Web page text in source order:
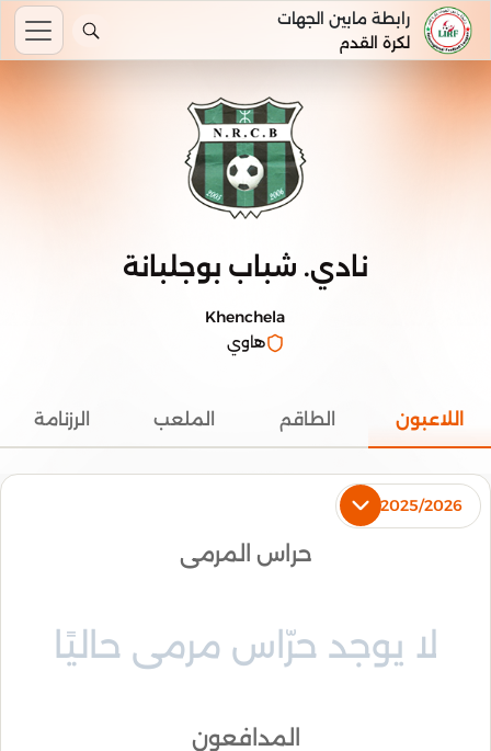
رابطة مابين الجهات
لكرة القدم
نادي. شباب بوجلبانة
Khenchela
هاوي
اللاعبون الطاقم الملعب الرزنامة
2025/2026
حراس المرمى
لا يوجد حرّاس مرمى حاليًا
المدافعون